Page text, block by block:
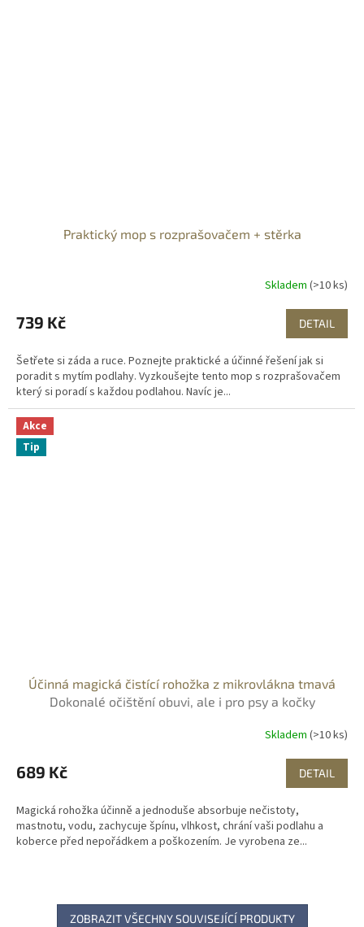
Praktický mop s rozprašovačem + stěrka
Skladem (>10 ks)
739 Kč DETAIL
Šetřete si záda a ruce. Poznejte praktické a účinné řešení jak si
poradit s mytím podlahy. Vyzkoušejte tento mop s rozprašovačem
který si poradí s každou podlahou. Navíc je...
Akce
Tip
Účinná magická čistící rohožka z mikrovlákna tmavá
Dokonalé očištění obuvi, ale i pro psy a kočky
Skladem (>10 ks)
689 Kč DETAIL
Magická rohožka účinně a jednoduše absorbuje nečistoty,
mastnotu, vodu, zachycuje špínu, vlhkost, chrání vaši podlahu a
koberce před nepořádkem a poškozením. Je vyrobena ze...
ZOBRAZIT VŠECHNY SOUVISEJÍCÍ PRODUKTY